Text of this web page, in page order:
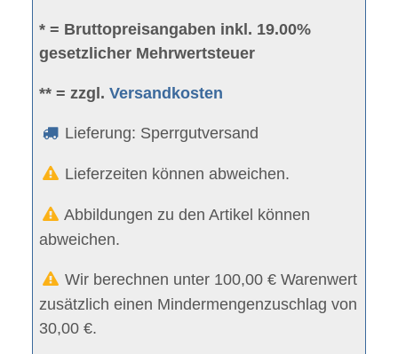
* = Bruttopreisangaben inkl. 19.00%
gesetzlicher Mehrwertsteuer
** = zzgl.Versandkosten
Lieferung: Sperrgutversand
Lieferzeiten können abweichen.
Abbildungen zu den Artikel können
abweichen.
Wir berechnen unter 100,00 € Warenwert
zusätzlich einen Mindermengenzuschlag von
30,00 €.